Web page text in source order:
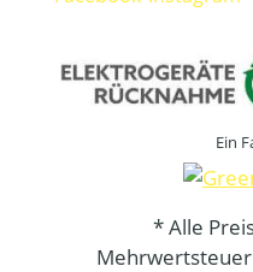
Ein
* Alle
Mehrwertsteuer